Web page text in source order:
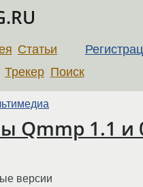
Статьи
Трекер Поиск
Qmmp 1.1 и
версии